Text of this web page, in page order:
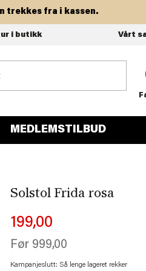
fra i kassen.
i butikk Vårt
MEDLEMSTILBUD
Solstol Frida rosa
199,00
Før 999,00
Kampanjeslutt: Så lenge lageret rekker